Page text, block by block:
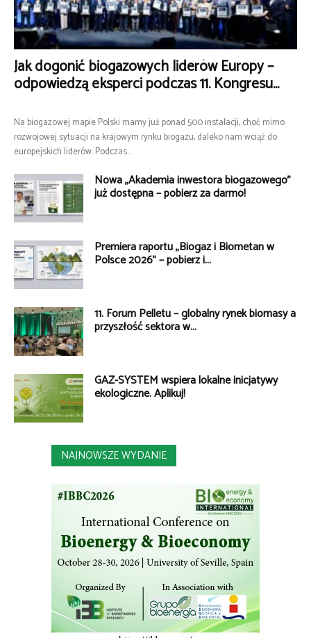
Jak dogonić biogazowych liderów Europy –
odpowiedzą eksperci podczas 11. Kongresu...
Na biogazowej mapie Polski mamy już ponad 500 instalacji, choć mimo
rozwojowej sytuacji na krajowym rynku biogazu, daleko nam wciąż do
europejskich liderów. Podczas...
Nowa „Akademia inwestora biogazowego”
już dostępna – pobierz za darmo!
Premiera raportu „Biogaz i Biometan w
Polsce 2026” – pobierz i...
11. Forum Pelletu – globalny rynek biomasy a
przyszłość sektora w...
GAZ-SYSTEM wspiera lokalne inicjatywy
ekologiczne. Aplikuj!
NAJNOWSZE WYDANIE